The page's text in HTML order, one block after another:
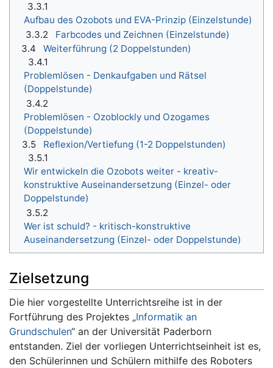
3.3.1
Aufbau des Ozobots und EVA-Prinzip (Einzelstunde)
3.3.2
Farbcodes und Zeichnen (Einzelstunde)
3.4
Weiterführung (2 Doppelstunden)
3.4.1
Problemlösen - Denkaufgaben und Rätsel
(Doppelstunde)
3.4.2
Problemlösen - Ozoblockly und Ozogames
(Doppelstunde)
3.5
Reflexion/Vertiefung (1-2 Doppelstunden)
3.5.1
Wir entwickeln die Ozobots weiter - kreativ-
konstruktive Auseinandersetzung (Einzel- oder
Doppelstunde)
3.5.2
Wer ist schuld? - kritisch-konstruktive
Auseinandersetzung (Einzel- oder Doppelstunde)
Zielsetzung
Die hier vorgestellte Unterrichtsreihe ist in der
Fortführung des Projektes „Informatik an
Grundschulen“ an der Universität Paderborn
entstanden. Ziel der vorliegen Unterrichtseinheit ist es,
den Schülerinnen und Schülern mithilfe des Roboters